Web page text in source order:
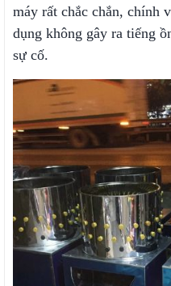
máy rất chắc chắn, chính
dụng không gây ra tiếng
sự cố.